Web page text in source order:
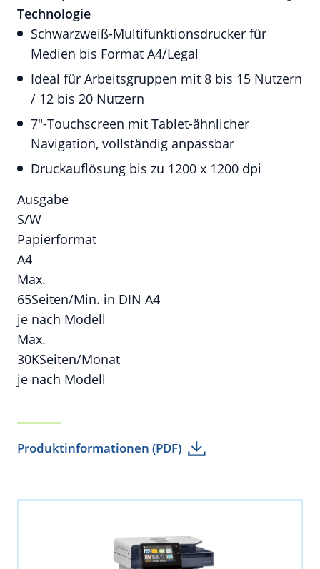
Technologie
Schwarzweiß-Multifunktionsdrucker für
Medien bis Format A4/Legal
Ideal für Arbeitsgruppen mit 8 bis 15 Nutzern
/ 12 bis 20 Nutzern
7"-Touchscreen mit Tablet-ähnlicher
Navigation, vollständig anpassbar
Druckauflösung bis zu 1200 x 1200 dpi
Ausgabe
S/W
Papierformat
A4
Max.
65Seiten/Min. in DIN A4
je nach Modell
Max.
30KSeiten/Monat
je nach Modell
Produktinformationen (PDF)